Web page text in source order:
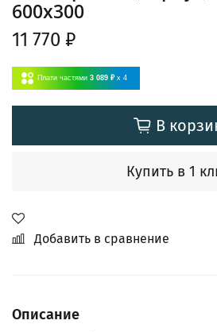
600x300
11 770 ₽
Плати частями 3 089 ₽ x 4
В
Купить в 1
Добавить в сравнение
Описание